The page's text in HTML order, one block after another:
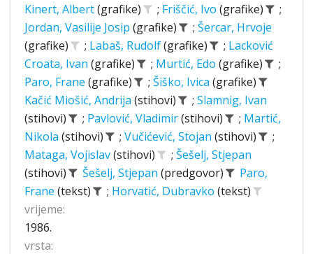
Kinert, Albert(grafike) ; Friščić, Ivo (grafike)
;
Jordan, Vasilije Josip (grafike) ; Šercar, Hrvoje
(grafike)
; Labaš, Rudolf(grafike) ; Lacković
Croata, Ivan (grafike) ; Murtić, Edo (grafike)
;
Paro, Frane (grafike) ; Šiško, Ivica (grafike)
Kačić Miošić, Andrija (stihovi) ; Slamnig, Ivan
(stihovi)
; Pavlović, Vladimir(stihovi) ; Martić,
Nikola (stihovi) ; Vučićević, Stojan (stihovi)
;
Mataga, Vojislav(stihovi) ; Šešelj, Stjepan
(stihovi)
Šešelj, Stjepan (predgovor)
Paro,
Frane (tekst) ; Horvatić, Dubravko (tekst)
vrijeme:
1986.
vrsta: